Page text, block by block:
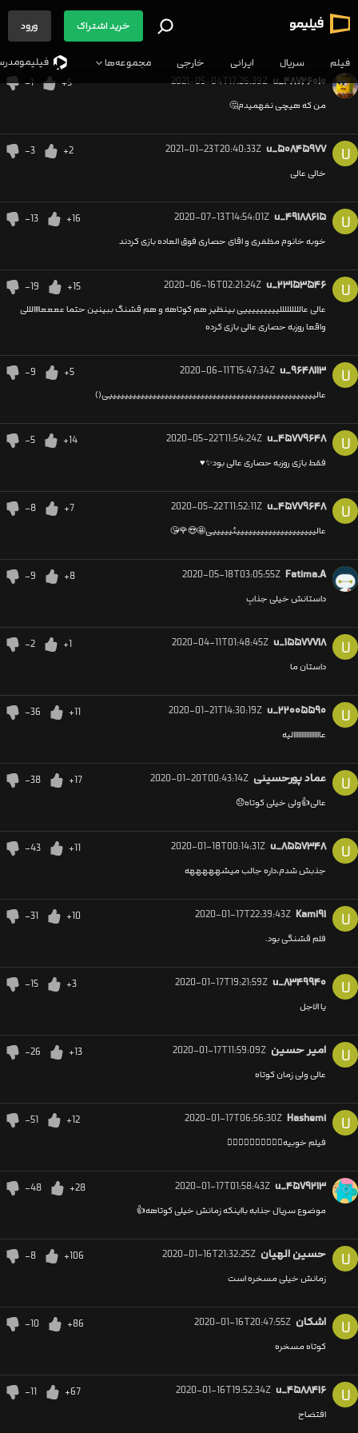
فیلم سریال ایرانی خارجی مجموعه‌ها
خرید اشتراک ورود
u_۴۸۷۲۶۰۱۰ 2021-05-04T17:26:39Z
+5
-1
من که هیچی نفهمیدم🤔
U u_۵۰۸۴۵۹۷۷ 2021-01-23T20:40:33Z
+2
-3
خالی عالی
U u_۴۹۱۸۸۶۱۵ 2020-07-13T14:54:01Z
+16
-13
خوبه خانوم مظفری و اقای حصاری فوق العاده بازی کردند
U u_۲۳۱۵۳۵۴۶ 2020-06-16T02:21:24Z
+15
-19
عالی عالللللللللیییییییییی بینظیر هم کوتاهه و هم قشنگ ببینین حتما ععععاااالللی
واقعا روزبه حصاری عالی بازی کرده
U u_۹۶۴۸۱۱۳ 2020-06-11T15:47:34Z
+5
-9
عالییییییییییییییییییییییییییییییییییییییییییییییییییییی()
U u_۴۵۷۷۹۶۴۸ 2020-05-22T11:54:24Z
+14
-5
فقط بازی روزبه حصاری عالی بود✨♥️
U u_۴۵۷۷۹۶۴۸ 2020-05-22T11:52:11Z
+7
-8
عالییییییییییییییییییییئیییییی🤩😍🌹😘
Fatima.A
2020-05-18T03:05:55Z
+8
-9
داستانش خیلی جذابِ
U u_۱۵۵۷۷۷۱۸ 2020-04-11T01:48:45Z
+1
-2
داستان ما
U u_۲۲۰۰۵۵۹۰ 2020-01-21T14:30:19Z
+11
-36
عااااااااااااااااالیه
U عماد پورحسینی 2020-01-20T00:43:14Z
+17
-38
عالی👍ولی خیلی کوتاه😞
U u_۸۵۵۷۳۴۸ 2020-01-18T00:14:31Z
+11
-43
جذبش شدم،داره جالب میشهههههه
U Kami۹۱ 2020-01-17T22:39:43Z
+10
-31
فلم قشنگی بود.
U u_۸۳۴۹۹۴۰ 2020-01-17T19:21:59Z
+3
-15
یا الاجل
U امیر حسین 2020-01-17T11:59:09Z
+13
-26
عالی ولی زمان کوتاه
U
Hashemi
2020-01-17T06:56:30Z
+12
-51
فيلم خوبيه👍🏼👍🏼👍🏼👍🏼👍🏼
u_۴۵۷۹۲۱۳ 2020-01-17T01:58:43Z
+28
-48
موضوع سریال جذابه بااینکه زمانش خیلی کوتاهه👍
U حسین الهیان 2020-01-16T21:32:25Z
+106
-8
زمانش خیلی مسخره است
U اشکان 2020-01-16T20:47:55Z
+86
-10
کوتاه مسخره
U u_۴۵۸۸۴۱۶ 2020-01-16T19:52:34Z
+67
-11
افتضاح